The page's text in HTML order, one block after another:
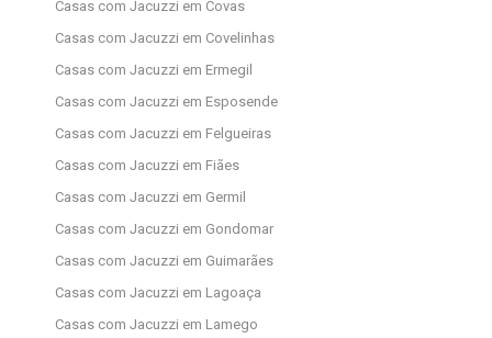
Casas com Jacuzzi em Covas
Casas com Jacuzzi em Covelinhas
Casas com Jacuzzi em Ermegil
Casas com Jacuzzi em Esposende
Casas com Jacuzzi em Felgueiras
Casas com Jacuzzi em Fiães
Casas com Jacuzzi em Germil
Casas com Jacuzzi em Gondomar
Casas com Jacuzzi em Guimarães
Casas com Jacuzzi em Lagoaça
Casas com Jacuzzi em Lamego